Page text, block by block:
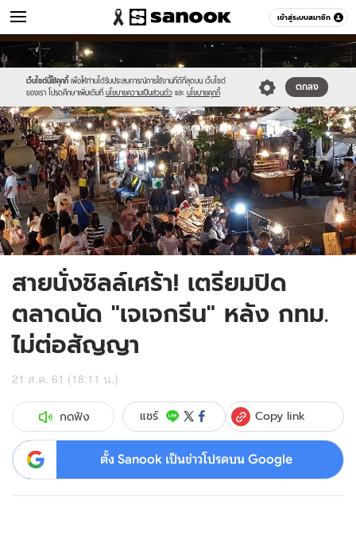
เข้าสู่ระบบสมาชิก
ข่าว หมวดอื่นๆ
เว็บไซต์นี้ใช้คุกกี้ เพื่อให้ท่านได้รับประสบการณ์การใช้งานที่ดีที่สุดบน เว็บไซต์
ของเรา โปรดศึกษาเพิ่มเติมที่ นโยบายความเป็นส่วนตัว และ นโยบายคุกกี้
ตกลง
Sanook
//s.isanook.com/sr/0/images/logo-
new-
sanook.png
600
60
//s.isanook.com/ns/0/ud/1496/7484306/jjgreen.jpg
สายนั่งชิลล์เศร้า! เตรียมปิด
ตลาดนัด "เจเจกรีน" หลัง กทม.
ไม่ต่อสัญญา
21 ส.ค. 61 (18:11 น.)
กดฟัง แชร์ Copy link
ตั้ง Sanook เป็นข่าวโปรดบน Google